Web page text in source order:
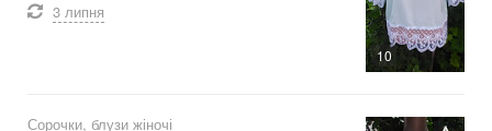
10
3 липня
Сорочки, блузи жіночі